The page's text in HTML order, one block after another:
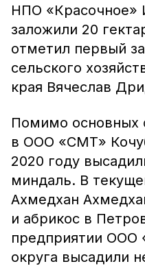
НПО «Красочное»
заложили 20
отметил первый
сельского
края Вячеслав
Помимо основных
в ООО «СМТ»
2020 году
миндаль. В
Ахмедхан
и абрикос в
предприятии ООО
округа высадили